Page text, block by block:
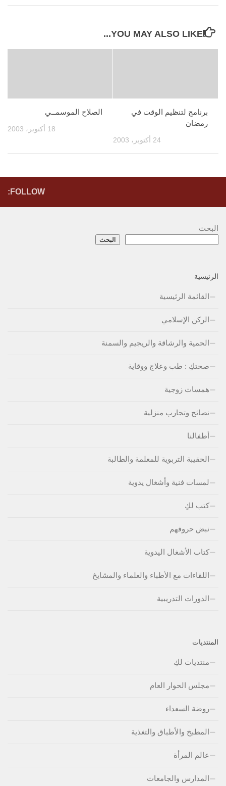
YOU MAY ALSO LIKE...
الصلاح الموسمــي
18 أكتوبر، 2003
برنامج لتنظيم الوقت في
رمضان
24 أكتوبر، 2003
FOLLOW:
البحث
البحث
الرئيسية
القائمة الرئيسية
الركن الإسلامي
الحمية والرشاقة والريجيم والسمنة
صحتكِ : طب وعلاج ووقاية
همسات زوجية
نصائح وتجارب منزلية
أطفالنا
الحقيبة التربوية للمعلمة والطالبة
لمسات فنية وأشغال يدوية
كتب لكِ
نبض حروفهم
كتاب الأشغال اليدوية
اللقاءات مع الأطباء والعلماء والمشايخ
الدورات التدريبية
المنتديات
منتديات لكِ
مجلس الحوار العام
روضة السعداء
المطبخ والأطباق والتغذية
عالم المرأة
المدارس والجامعات